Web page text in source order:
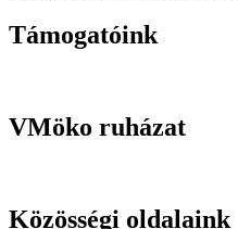
Támogatóink
VMöko ruházat
Közösségi oldalaink